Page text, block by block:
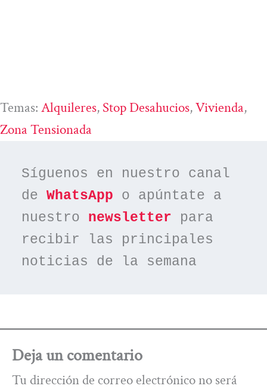
Temas: Alquileres, Stop Desahucios, Vivienda
Zona Tensionada
Síguenos en nuestro canal
de WhatsApp o apúntate a
nuestro newsletter para
recibir las principales
noticias de la semana
Deja un comentario
Tu dirección de correo electrónico no será